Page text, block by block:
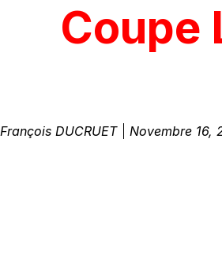
Coupe
François DUCRUET Novembre 16,